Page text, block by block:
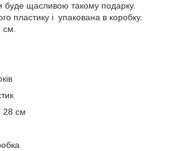
буде щасливою такому подарку.
пластику і упакована в коробку.
см.
28 см